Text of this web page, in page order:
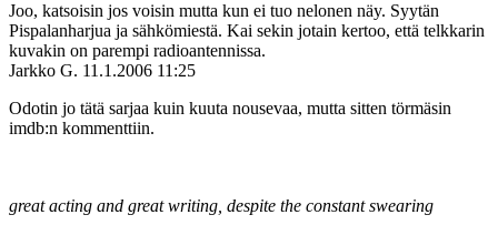
Joo, katsoisin jos voisin mutta kun ei tuo nelonen näy. Syytän
Pispalanharjua ja sähkömiestä. Kai sekin jotain kertoo, että telkkarin
kuvakin on parempi radioantennissa.
Jarkko G. 11.1.2006 11:25
Odotin jo tätä sarjaa kuin kuuta nousevaa, mutta sitten törmäsin
imdb:n kommenttiin.
great acting and great writing, despite the constant swearing